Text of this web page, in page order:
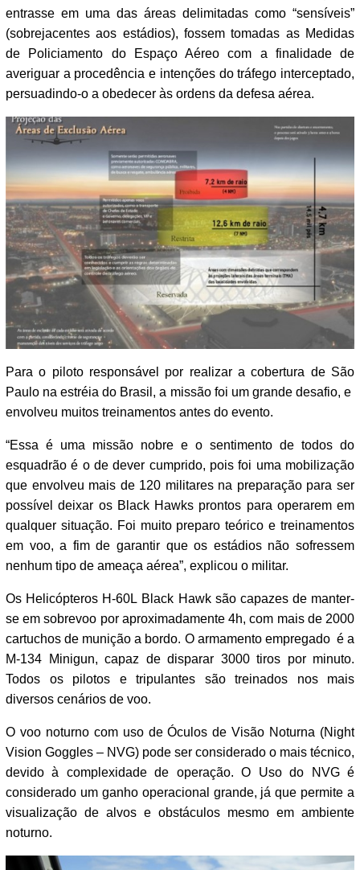
entrasse em uma das áreas delimitadas como “sensíveis”
(sobrejacentes aos estádios), fossem tomadas as Medidas
de Policiamento do Espaço Aéreo com a finalidade de
averiguar a procedência e intenções do tráfego interceptado,
persuadindo-o a obedecer às ordens da defesa aérea.
Para o piloto responsável por realizar a cobertura de São
Paulo na estréia do Brasil, a missão foi um grande desafio, e
envolveu muitos treinamentos antes do evento.
“Essa é uma missão nobre e o sentimento de todos do
esquadrão é o de dever cumprido, pois foi uma mobilização
que envolveu mais de 120 militares na preparação para ser
possível deixar os Black Hawks prontos para operarem em
qualquer situação. Foi muito preparo teórico e treinamentos
em voo, a fim de garantir que os estádios não sofressem
nenhum tipo de ameaça aérea”, explicou o militar.
Os Helicópteros H-60L Black Hawk são capazes de manter-
se em sobrevoo por aproximadamente 4h, com mais de 2000
cartuchos de munição a bordo. O armamento empregado é a
M-134 Minigun, capaz de disparar 3000 tiros por minuto.
Todos os pilotos e tripulantes são treinados nos mais
diversos cenários de voo.
O voo noturno com uso de Óculos de Visão Noturna (Night
Vision Goggles – NVG) pode ser considerado o mais técnico,
devido à complexidade de operação. O Uso do NVG é
considerado um ganho operacional grande, já que permite a
visualização de alvos e obstáculos mesmo em ambiente
noturno.